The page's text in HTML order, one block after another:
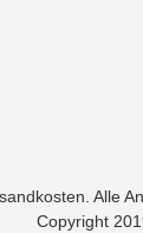
Alle
Copyright